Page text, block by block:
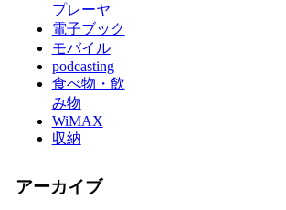
プレーヤ
電子ブック
モバイル
podcasting
食べ物・飲
み物
WiMAX
収納
アーカイブ